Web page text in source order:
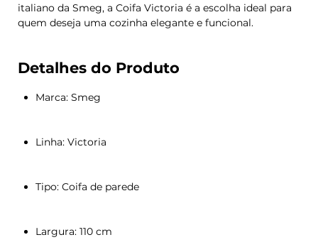
italiano da Smeg, a Coifa Victoria é a escolha ideal para
quem deseja uma cozinha elegante e funcional.
Detalhes do Produto
Marca: Smeg
Linha: Victoria
Tipo: Coifa de parede
Largura: 110 cm